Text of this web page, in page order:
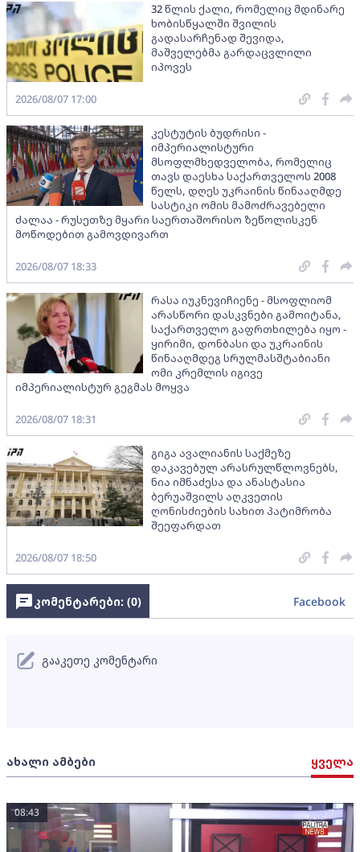
32 წლის ქალი, რომელიც მდინარე
ხობისწყალში შვილის
გადასარჩენად შევიდა,
მაშველებმა გარდაცვლილი
იპოვეს
2026/08/07 17:00
კესტუტის ბუდრისი -
იმპერიალისტური
მსოფლმხედველობა, რომელიც
თავს დაესხა საქართველოს 2008
წელს, დღეს უკრაინის წინააღმდე
სასტიკი ომის მამოძრავებელი
ძალაა - რუსეთზე მყარი საერთაშორისო ზეწოლისკენ
მოწოდებით გამოვდივართ
2026/08/07 18:33
რასა იუკნევიჩიენე - მსოფლიომ
არასწორი დასკვნები გამოიტანა,
საქართველო გაფრთხილება იყო -
ყირიმი, დონბასი და უკრაინის
წინააღმდეგ სრულმასშტაბიანი
ომი კრემლის იგივე
იმპერიალისტურ გეგმას მოყვა
2026/08/07 18:31
გიგა ავალიანის საქმეზე
დაკავებულ არასრულწლოვნებს,
ნია იმნაძესა და ანასტასია
ბერუაშვილს აღკვეთის
ღონისძიების სახით პატიმრობა
შეეფარდათ
2026/08/07 18:50
ახალი ამბები ყველა
08:43
კომენტარები: (0) Facebook
გააკეთე კომენტარი